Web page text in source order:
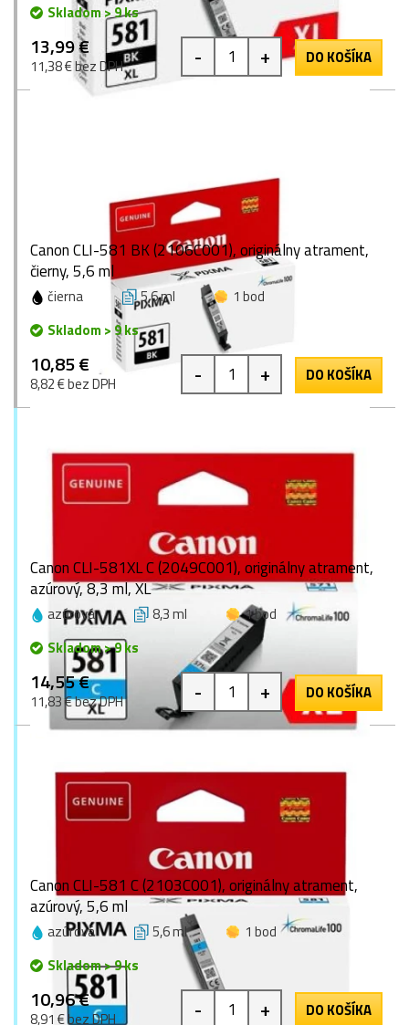
Skladom > 9 ks
13,99 €
11,38 € bez DPH - + DO KOŠÍKA
Canon CLI-581 BK (2106C001), originálny atrament,
čierny, 5,6 ml
čierna 5,6 ml
1 bod
Skladom > 9 ks
10,85 €
8,82 € bez DPH - + DO KOŠÍKA
Canon CLI-581XL C (2049C001), originálny atrament,
azúrový, 8,3 ml, XL
azúrová 8,3 ml
1 bod
Skladom > 9 ks
14,55 €
11,83 € bez DPH - + DO KOŠÍKA
Canon CLI-581 C (2103C001), originálny atrament,
azúrový, 5,6 ml
azúrová 5,6 ml
1 bod
Skladom > 9 ks
10,96 €
8,91 € bez DPH - + DO KOŠÍKA